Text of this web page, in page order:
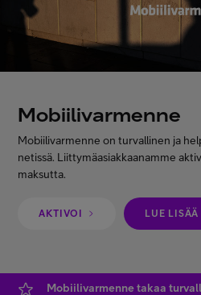
Asiakastuki
Minun Telia
Mobiilivarmenne
Mobiilivarmenne on turvallinen ja
netissä. Liittymäasiakkaanamme
maksutta.
AKTIVOI LUE LISÄÄ
Mobiilivarmenne takaa